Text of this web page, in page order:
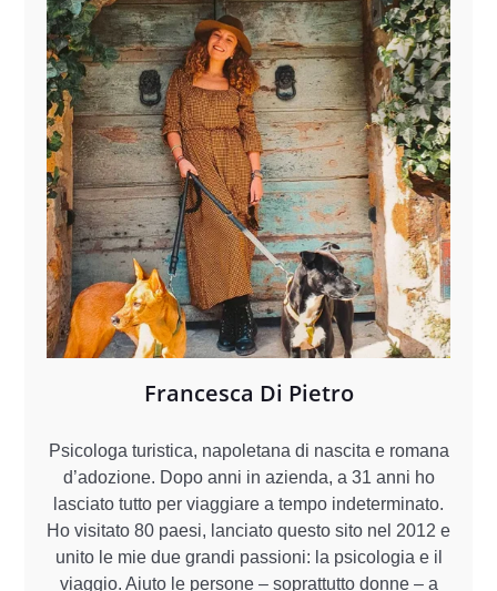
Francesca Di Pietro
Psicologa turistica, napoletana di nascita e romana
d’adozione. Dopo anni in azienda, a 31 anni ho
lasciato tutto per viaggiare a tempo indeterminato.
Ho visitato 80 paesi, lanciato questo sito nel 2012 e
unito le mie due grandi passioni: la psicologia e il
viaggio. Aiuto le persone – soprattutto donne – a